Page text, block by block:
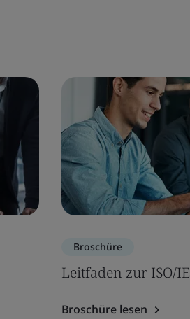
Broschüre
Leitfaden zur ISO/
Broschüre lesen